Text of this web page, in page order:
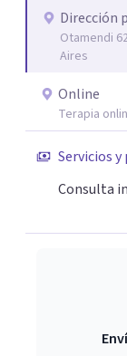
quien consulta.
Dirección
Otamendi
Aires
Online
Terapia
Servicios y
Consulta